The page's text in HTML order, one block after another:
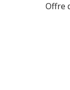
Offre